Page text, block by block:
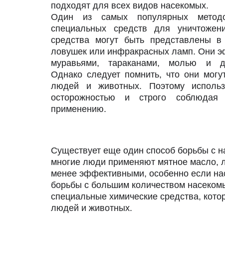
подходят для всех видов насекомых.
Один из самых популярных
специальных средств для
средства могут быть представлены
ловушек или инфракрасных ламп. Они
муравьями, тараканами, молью и
Однако следует помнить, что они
людей и животных. Поэтому
осторожностью и строго
применению.
Существует еще один способ борьбы с
многие люди применяют мятное масло,
менее эффективными, особенно если
борьбы с большим количеством
специальные химические средства,
людей и животных.